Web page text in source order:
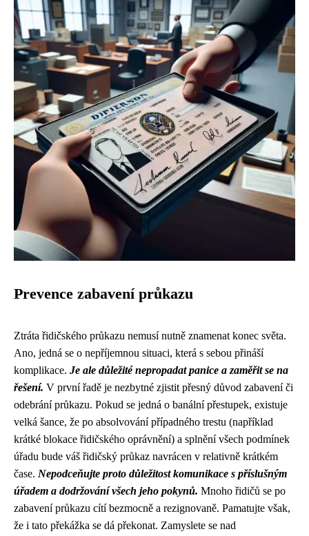
Prevence zabavení průkazu
Ztráta řidičského průkazu nemusí nutně znamenat konec světa.
Ano, jedná se o nepříjemnou situaci, která s sebou přináší
komplikace. Je ale důležité nepropadat panice a zaměřit se na
řešení. V první řadě je nezbytné zjistit přesný důvod zabavení či
odebrání průkazu. Pokud se jedná o banální přestupek, existuje
velká šance, že po absolvování případného trestu (například
krátké blokace řidičského oprávnění) a splnění všech podmínek
úřadu bude váš řidičský průkaz navrácen v relativně krátkém
čase. Nepodceňujte proto důležitost komunikace s příslušným
úřadem a dodržování všech jeho pokynů. Mnoho řidičů se po
zabavení průkazu cítí bezmocně a rezignovaně. Pamatujte však,
že i tato překážka se dá překonat. Zamyslete se nad